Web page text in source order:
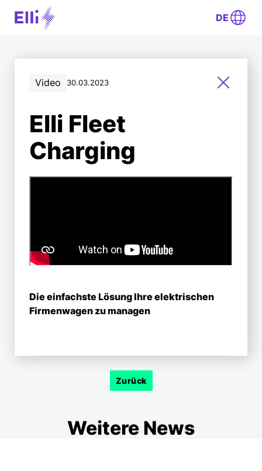
DE
Video 30.03.2023
Elli Fleet
Charging
Die einfachste Lösung Ihre elektrischen
Firmen­wagen zu managen
Zurück
Weitere News